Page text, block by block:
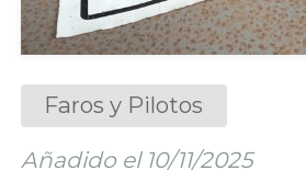
Faros y Pilotos
Añadido el 10/11/2025